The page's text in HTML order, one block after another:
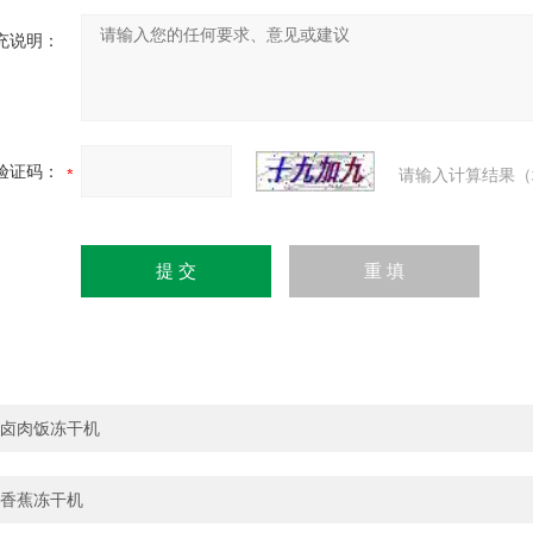
说明：
证码： 请输入计算结果
卤肉饭冻干机
香蕉冻干机